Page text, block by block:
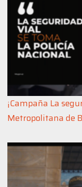
¡Campaña La
Metropolitana de